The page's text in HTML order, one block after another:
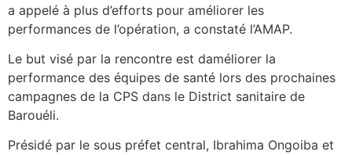
a appelé à plus d’efforts pour améliorer les
performances de l’opération, a constaté l’AMAP.
Le but visé par la rencontre est daméliorer la
performance des équipes de santé lors des prochaines
campagnes de la CPS dans le District sanitaire de
Barouéli.
Présidé par le sous préfet central, Ibrahima Ongoiba et